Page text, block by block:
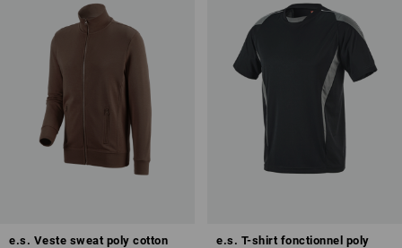
e.s. Veste sweat poly cotton
e.s. T-shirt fonctionnel poly